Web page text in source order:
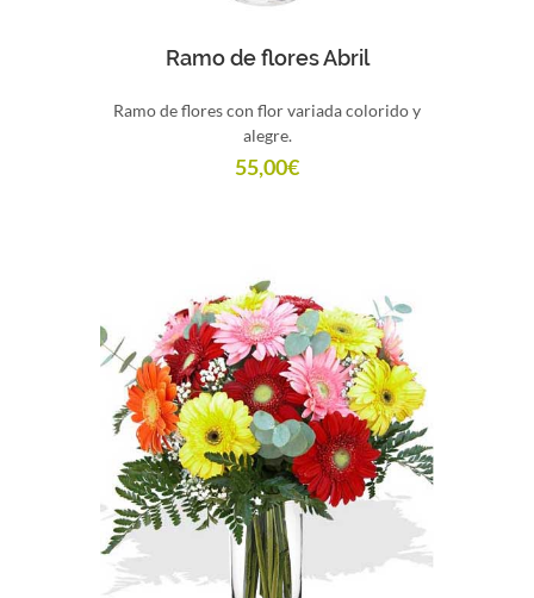
Comprar
Ramo de flores Abril
Ramo de flores con flor variada colorido y
alegre.
55,00€